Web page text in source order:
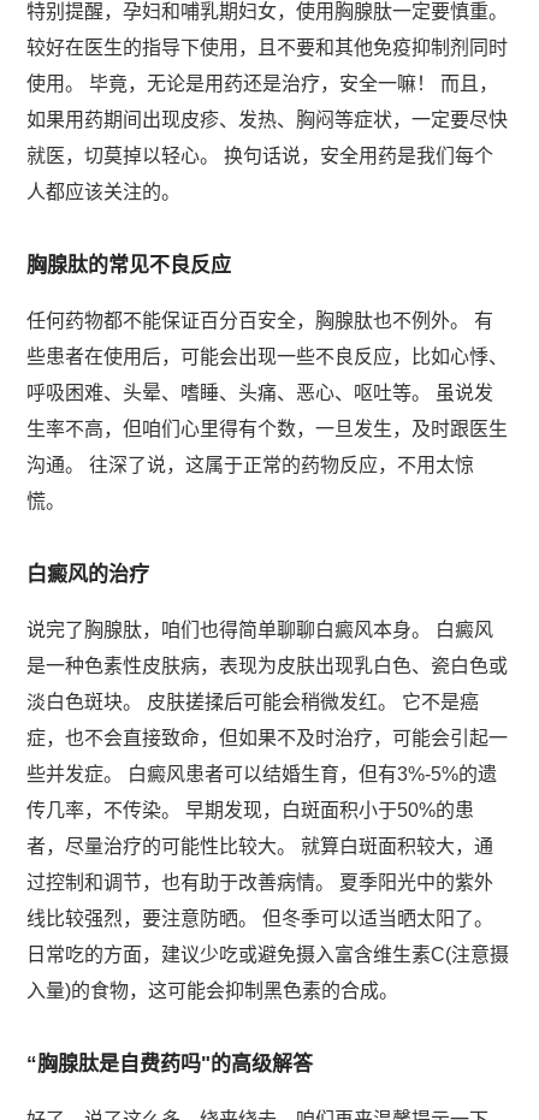
特别提醒，孕妇和哺乳期妇女，使用胸腺肽一定要慎重。
较好在医生的指导下使用，且不要和其他免疫抑制剂同时
使用。 毕竟，无论是用药还是治疗，安全一嘛！ 而且，
如果用药期间出现皮疹、发热、胸闷等症状，一定要尽快
就医，切莫掉以轻心。 换句话说，安全用药是我们每个
人都应该关注的。
胸腺肽的常见不良反应
任何药物都不能保证百分百安全，胸腺肽也不例外。 有
些患者在使用后，可能会出现一些不良反应，比如心悸、
呼吸困难、头晕、嗜睡、头痛、恶心、呕吐等。 虽说发
生率不高，但咱们心里得有个数，一旦发生，及时跟医生
沟通。 往深了说，这属于正常的药物反应，不用太惊
慌。
白癜风的治疗
说完了胸腺肽，咱们也得简单聊聊白癜风本身。 白癜风
是一种色素性皮肤病，表现为皮肤出现乳白色、瓷白色或
淡白色斑块。 皮肤搓揉后可能会稍微发红。 它不是癌
症，也不会直接致命，但如果不及时治疗，可能会引起一
些并发症。 白癜风患者可以结婚生育，但有3%-5%的遗
传几率，不传染。 早期发现，白斑面积小于50%的患
者，尽量治疗的可能性比较大。 就算白斑面积较大，通
过控制和调节，也有助于改善病情。 夏季阳光中的紫外
线比较强烈，要注意防晒。 但冬季可以适当晒太阳了。
日常吃的方面，建议少吃或避免摄入富含维生素C(注意摄
入量)的食物，这可能会抑制黑色素的合成。
“胸腺肽是自费药吗"的高级解答